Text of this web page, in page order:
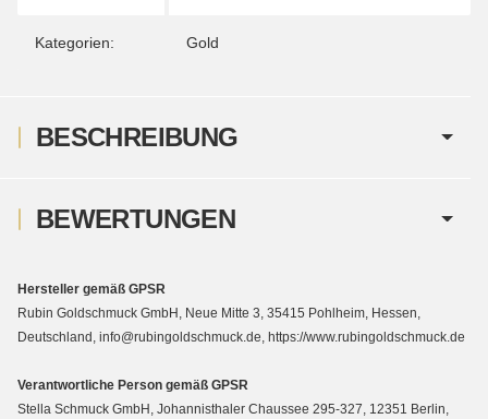
Kategorien: Gold
BESCHREIBUNG
BEWERTUNGEN
Hersteller gemäß GPSR
Rubin Goldschmuck GmbH, Neue Mitte 3, 35415 Pohlheim, Hessen,
Deutschland, info@rubingoldschmuck.de, https://www.rubingoldschmuck.de
Verantwortliche Person gemäß GPSR
Stella Schmuck GmbH, Johannisthaler Chaussee 295-327, 12351 Berlin,